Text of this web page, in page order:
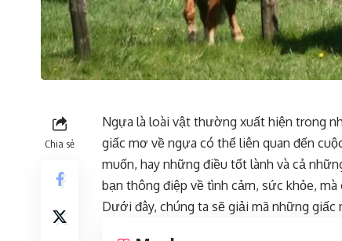
Chia sẻ
Ngựa là loài vật thường xuất hiện trong
giấc mơ về ngựa có thể liên quan đến
muốn, hay những điều tốt lành và cả
bạn thông điệp về tình cảm, sức khỏe,
Dưới đây, chúng ta sẽ giải mã những giấc